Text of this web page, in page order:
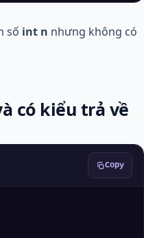
số int n nhưng không có
có kiểu trả về
Copy